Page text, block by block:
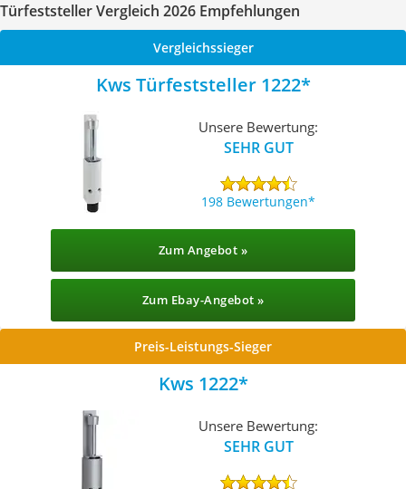
Türfeststeller Vergleich 2026 Empfehlungen
Vergleichssieger
Kws Türfeststeller 1222
Unsere Bewertung:
SEHR GUT
198 Bewertungen
Zum Angebot »
Zum Ebay-Angebot »
Preis-Leistungs-Sieger
Kws 1222
Unsere Bewertung:
SEHR GUT